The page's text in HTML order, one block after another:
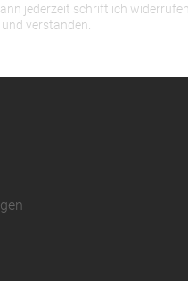
jederzeit schriftlich
verstanden.